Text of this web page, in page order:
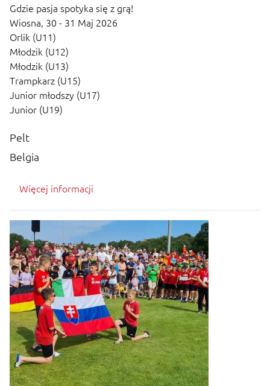
Gdzie pasja spotyka się z grą!
Wiosna, 30 - 31 Maj 2026
Orlik (U11)
Młodzik (U12)
Młodzik (U13)
Trampkarz (U15)
Junior młodszy (U17)
Junior (U19)
Pelt
Belgia
Więcej informacji